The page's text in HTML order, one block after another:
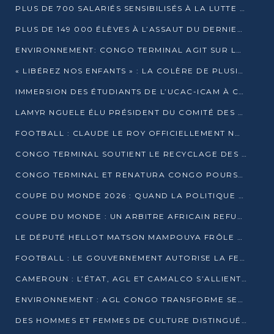
PLUS DE 700 SALARIÉS SENSIBILISÉS À LA LUTTE CONTRE LA TUBERCULOSE À CONGO TERMINAL
PLUS DE 149 000 ÉLÈVES À L’ASSAUT DU DERNIER CEPE
ENVIRONNEMENT: CONGO TERMINAL AGIT SUR LE TERRAIN ET FORME LES PLUS JEUNES
« LIBÉREZ NOS ENFANTS » : LA COLÈRE DE PLUSIEURS MÈRES À BRAZZAVILLE CONTRE LA DGSP
IMMERSION DES ÉTUDIANTS DE L’UCAC-ICAM À CONGO TERMINAL
LAMYR NGUELE ÉLU PRÉSIDENT DU COMITÉ DES MEMBRES D’HONNEUR DU PCT
FOOTBALL : CLAUDE LE ROY OFFICIELLEMENT NOMMÉ SÉLECTIONNEUR DU CONGO
CONGO TERMINAL SOUTIENT LE RECYCLAGE DES DÉCHETS PLASTIQUES À POINTE-NOIRE
CONGO TERMINAL ET RENATURA CONGO POURSUIVENT LEUR COMBAT POUR LA BIODIVERSITÉ
COUPE DU MONDE 2026 : QUAND LA POLITIQUE MENACE L’UNIVERSALITÉ DU FOOTBALL
COUPE DU MONDE : UN ARBITRE AFRICAIN REFUSÉ À L’ENTRÉE DES ÉTATS-UNIS
LE DÉPUTÉ HELLOT MATSON MAMPOUYA FRÔLE LA MORT LORS D’UNE EMBUSCADE DZNS LE POOL
FOOTBALL : LE GOUVERNEMENT AUTORISE LA FECOFOOT À OCCUPER LES COMPLEXES SPORTIFS
CAMEROUN : L’ÉTAT, AGL ET CAMALCO S’ALLIENT POUR UN MÉGA-PROJET FERROVIAIRE
ENVIRONNEMENT : AGL CONGO TRANSFORME SES DÉCHETS EN OUTILS DE FORMATION
DES HOMMES ET FEMMES DE CULTURE DISTINGUÉS POUR LEUR ENGAGEMENT PAR BANTOU CULTURE